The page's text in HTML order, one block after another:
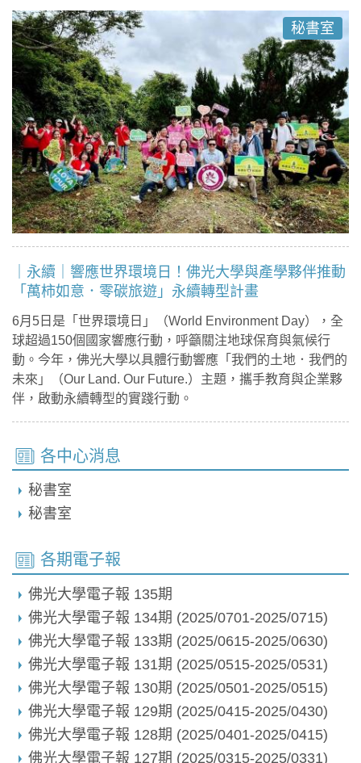
秘書室
｜永續｜響應世界環境日！佛光大學與產學夥伴推動
「萬柿如意．零碳旅遊」永續轉型計畫
6月5日是「世界環境日」（World Environment Day），全
球超過150個國家響應行動，呼籲關注地球保育與氣候行
動。今年，佛光大學以具體行動響應「我們的土地．我們的
未來」（Our Land. Our Future.）主題，攜手教育與企業夥
伴，啟動永續轉型的實踐行動。
各中心消息
秘書室
秘書室
各期電子報
佛光大學電子報 135期
佛光大學電子報 134期 (2025/0701-2025/0715)
佛光大學電子報 133期 (2025/0615-2025/0630)
佛光大學電子報 131期 (2025/0515-2025/0531)
佛光大學電子報 130期 (2025/0501-2025/0515)
佛光大學電子報 129期 (2025/0415-2025/0430)
佛光大學電子報 128期 (2025/0401-2025/0415)
佛光大學電子報 127期 (2025/0315-2025/0331)